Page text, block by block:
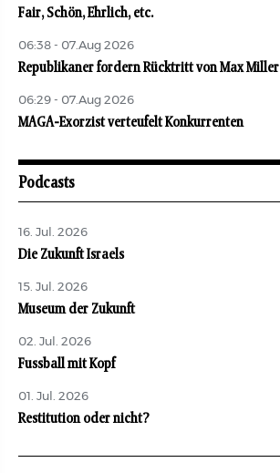
Fair, Schön, Ehrlich, etc.
06:38 - 07.Aug 2026
Republikaner fordern Rücktritt von Max Miller
06:29 - 07.Aug 2026
MAGA-Exorzist verteufelt Konkurrenten
Podcasts
16. Jul. 2026
Die Zukunft Israels
15. Jul. 2026
Museum der Zukunft
02. Jul. 2026
Fussball mit Kopf
01. Jul. 2026
Restitution oder nicht?